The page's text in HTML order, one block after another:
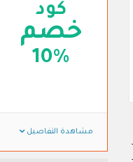
كود
خصم
10%
مشاهدة التفاصيل